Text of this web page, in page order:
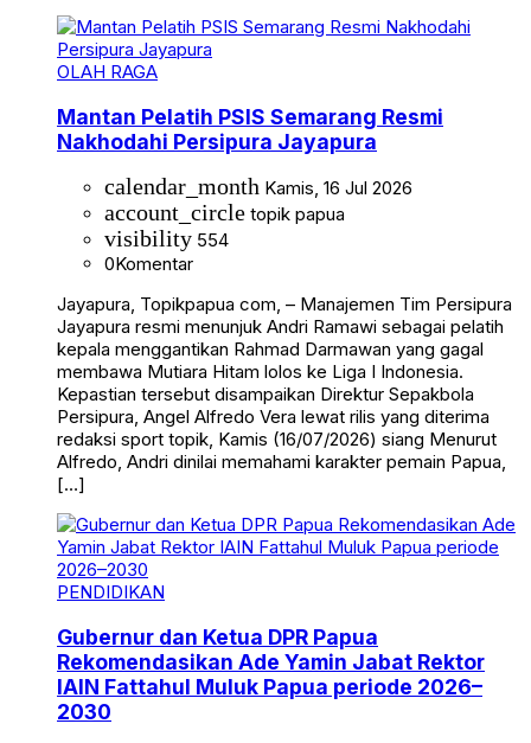
OLAH RAGA
Mantan Pelatih PSIS Semarang Resmi
Nakhodahi Persipura Jayapura
calendar_month Kamis, 16 Jul 2026
account_circle topik papua
visibility 554
0Komentar
Jayapura, Topikpapua com, – Manajemen Tim Persipura
Jayapura resmi menunjuk Andri Ramawi sebagai pelatih
kepala menggantikan Rahmad Darmawan yang gagal
membawa Mutiara Hitam lolos ke Liga I Indonesia.
Kepastian tersebut disampaikan Direktur Sepakbola
Persipura, Angel Alfredo Vera lewat rilis yang diterima
redaksi sport topik, Kamis (16/07/2026) siang Menurut
Alfredo, Andri dinilai memahami karakter pemain Papua,
[…]
PENDIDIKAN
Gubernur dan Ketua DPR Papua
Rekomendasikan Ade Yamin Jabat Rektor
IAIN Fattahul Muluk Papua periode 2026–
2030